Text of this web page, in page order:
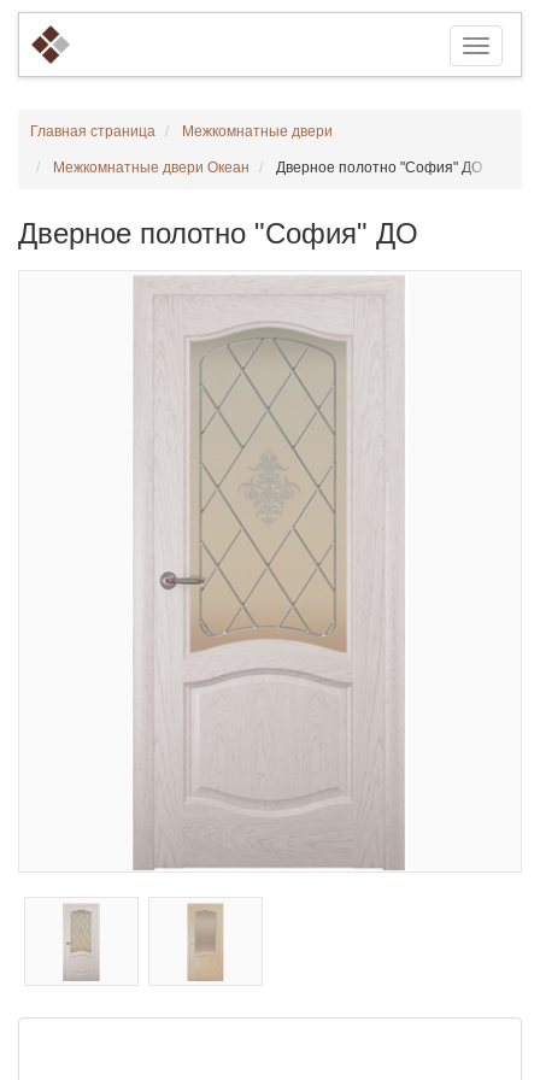
Главная страница Межкомнатные двери
Межкомнатные двери Океан Дверное полотно "София" ДО
Дверное полотно "София" ДО